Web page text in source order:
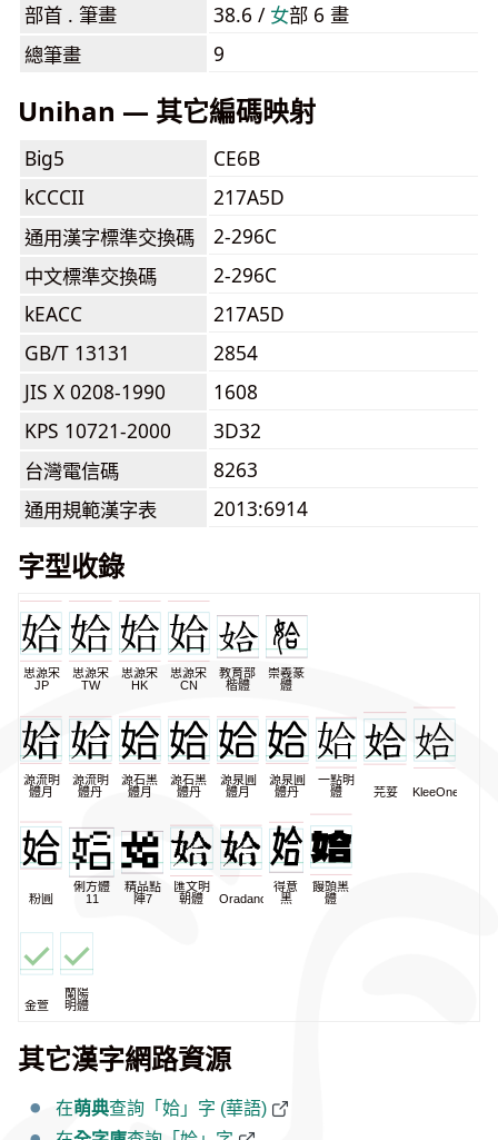
部首 . 筆畫
38.6 / ⼥部 6 畫
總筆畫
9
Unihan — 其它編碼映射
Big5
CE6B
kCCCII
217A5D
通用漢字標準交換碼
2-296C
中文標準交換碼
2-296C
kEACC
217A5D
GB/T 13131
2854
JIS X 0208-1990
1608
KPS 10721-2000
3D32
台灣電信碼
8263
通用規範漢字表
2013:6914
字型收錄
思源宋
JP
思源宋
TW
思源宋
HK
思源宋
CN
教育部
楷體
崇羲篆
體
源流明
體月
源流明
體丹
源石黑
體月
源石黑
體丹
源泉圓
體月
源泉圓
體丹
一點明
體
芫荽 KleeOne
粉圓
俐方體
11
精品點
陣7
匯文明
朝體
Oradano
得意
黑
饅頭黑
體
金萱
蘭陽
明體
其它漢字網路資源
在萌典查詢「姶」字 (華語)